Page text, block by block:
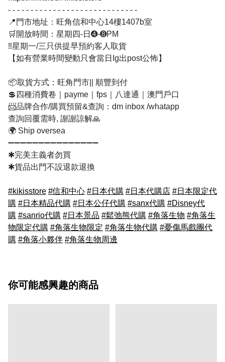
- - - - - - - - - - - - - - - - - - - - - - - - - - - - -
📍門市地址：旺角信和中心14樓1407b室
🛒開放時間：星期四-日➍-➑PM
‼️星期一/三只供提早預約客人取貨
【如有營業時間變動只會當日Ig出post公怖】
📦取貨方式：旺角門市|| 順豐到付
💲四種消費卷｜payme｜fps｜八達通｜澳門戶口
📨品牌合作/購買預留&查詢：dm inbox /whatapp
查詢回覆需時, 謝謝諒解🙏
🌍 Ship oversea
➖➖➖➖➖➖➖➖➖➖➖➖➖➖➖
✱完美主義者勿買
✱貨品出門不設退款退換
#kikisstore #信和中心 #日本代購 #日本代購店 #日本限定代
購 #日本精品代購 #日本公仔代購 #sanx代購 #Disney代
購 #sanrio代購 #日本景品 #鬆弛熊代購 #角落生物 #角落生
物限定代購 #角落生物限定 #角落生物代購 #憂傷馬戲團代
購 #角落小夥伴 #角落生物周邊
你可能感興趣的商品